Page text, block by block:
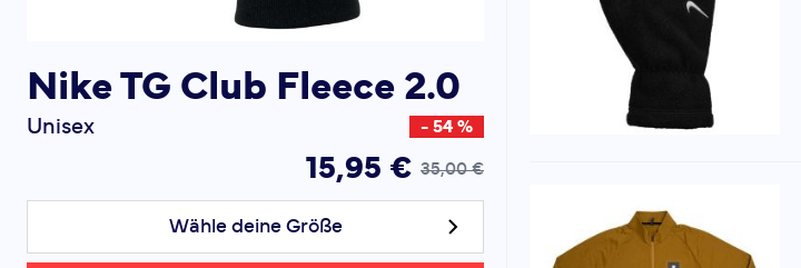
Nike TG Club Fleece 2.0
Unisex - 54 %
15,95 € 35,00 €
Wähle deine Größe